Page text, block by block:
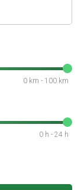
0 km - 100 km
0 h - 24 h